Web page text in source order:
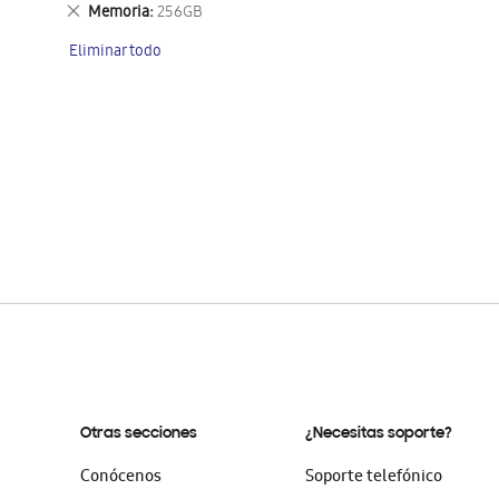
artículo
Memoria 256GB
Eliminar
artículo
Eliminar todo
Otras secciones
Conócenos
¿Necesitas soporte?
Soporte telefónico